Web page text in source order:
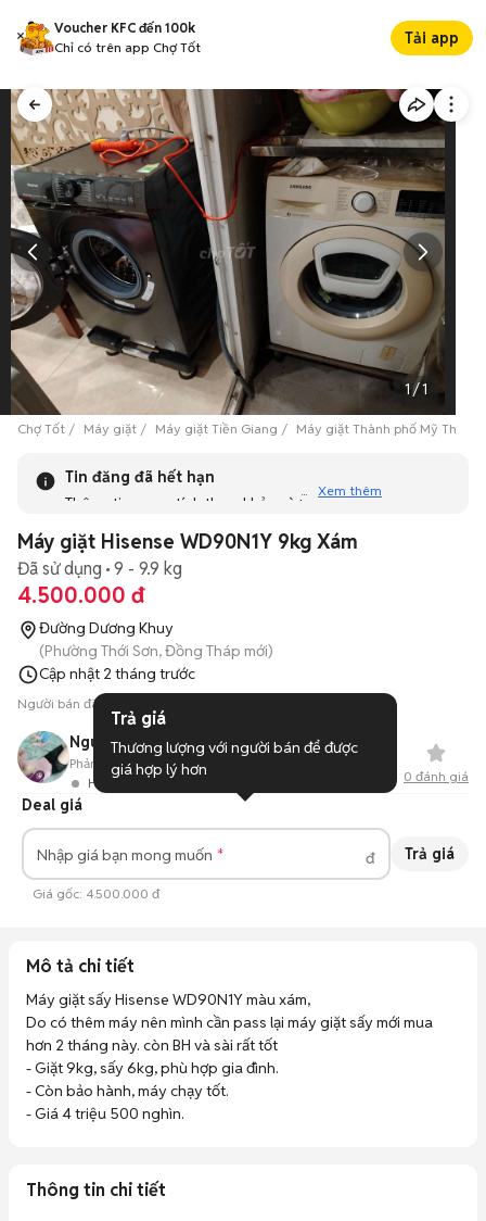
Voucher KFC đến 100k
Chỉ có trên app Chợ Tốt
Tải app
1/1
Chợ Tốt Máy giặt Máy giặt Tiền Giang Máy giặt Thành phố Mỹ Tho
Tin đăng đã hết hạn
Thông tin mang tính tham khảo và bạn không thể liên hệ
tương tự khác dưới đây nhé!
Xem thêm
Máy giặt Hisense WD90N1Y 9kg Xám
Đã sử dụng 9 - 9.9 kg
4.500.000 đ
Đường Dương Khuy
(Phường Thới Sơn, Đồng Tháp mới)
Cập nhật 2 tháng trước
Người bán đã ẩn số điện thoại
Nguyễn Ngọc
Hoạt động 20 giờ trước
Phản hồi: 77%6Đã bán
0 đánh giá
Deal giá
Nhập giá bạn mong muốn đ Trả giá
Giá gốc: 4.500.000 đ
Mô tả chi tiết
Máy giặt sấy Hisense WD90N1Y màu xám,
Do có thêm máy nên mình cần pass lại máy giặt sấy mới mua
hơn 2 tháng này. còn BH và sài rất tốt
- Giặt 9kg, sấy 6kg, phù hợp gia đình.
- Còn bảo hành, máy chạy tốt.
- Giá 4 triệu 500 nghìn.
Thông tin chi tiết
Trả giá
Thương lượng với người bán để được
giá hợp lý hơn